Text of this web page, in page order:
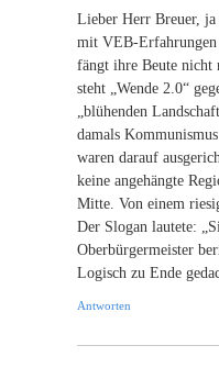
Lieber Herr Breuer,
mit VEB-
fängt ihre Beute nicht
steht „Wende 2.0“
„blühenden
damals
waren darauf
keine angehängte
Mitte. Von einem
Der Slogan lautete:
Oberbürgermeister
Logisch zu Ende
Antworten